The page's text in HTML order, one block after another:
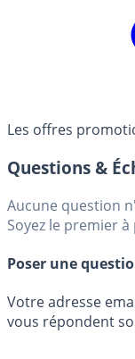
Les offres
Questions &
Aucune question
Soyez le premier
Poser une
Votre adresse
vous répondent